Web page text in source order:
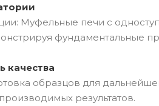
Муфельные печи с
фундаментальные
качества
образцов для
результатов.